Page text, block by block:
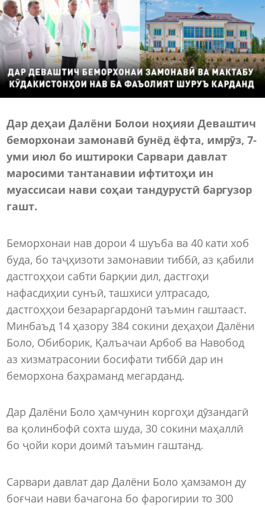
Дар деҳаи Далёни Болои ноҳияи Деваштич
беморхонаи замонавӣ бунёд ёфта, имрӯз, 7-
уми июл бо иштироки Сарвари давлат
маросими тантанавии ифтитоҳи ин
муассисаи нави соҳаи тандурустӣ баргузор
гашт.
Беморхонаи нав дорои 4 шуъба ва 40 кати хоб
буда, бо таҷҳизоти замонавии тиббӣ, аз қабили
дастгоҳҳои сабти барқии дил, дастгоҳи
нафасдиҳии сунъӣ, ташхиси ултрасадо,
дастгоҳҳои безараргардонӣ таъмин гаштааст.
Минбаъд 14 ҳазору 384 сокини деҳаҳои Далёни
Боло, Обиборик, Қалъачаи Арбоб ва Навобод
аз хизматрасонии босифати тиббӣ дар ин
беморхона баҳраманд мегарданд.
Дар Далёни Боло ҳамчунин коргоҳи дӯзандагӣ
ва қолинбофӣ сохта шуда, 30 сокини маҳаллӣ
бо ҷойи кори доимӣ таъмин гаштанд.
Сарвари давлат дар Далёни Боло ҳамзамон ду
боғчаи нави бачагона бо фарогирии то 300